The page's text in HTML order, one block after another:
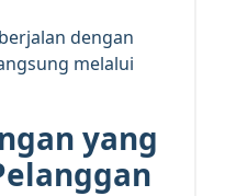
dengan
melalui
yang